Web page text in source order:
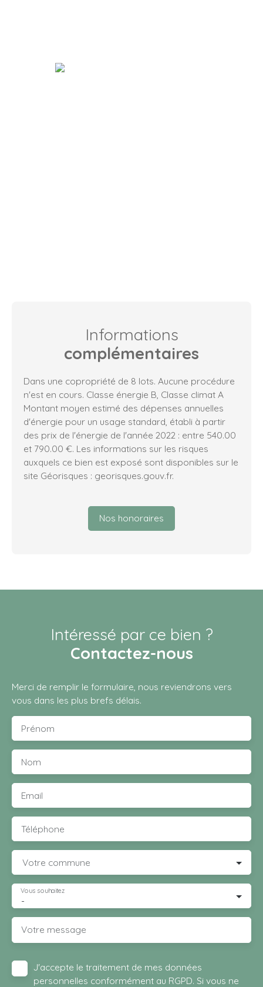
Informations
complémentaires
Dans une copropriété de 8 lots. Aucune procédure
n'est en cours. Classe énergie B, Classe climat A
Montant moyen estimé des dépenses annuelles
d'énergie pour un usage standard, établi à partir
des prix de l'énergie de l'année 2022 : entre 540.00
et 790.00 €. Les informations sur les risques
auxquels ce bien est exposé sont disponibles sur le
site Géorisques : georisques.gouv.fr.
Nos honoraires
Intéressé par ce bien ?
Contactez-nous
Merci de remplir le formulaire, nous reviendrons vers
vous dans les plus brefs délais.
Prénom
Nom
Email
Téléphone
Votre commune
-
Vous souhaitez
Votre message
J'accepte le traitement de mes données
personnelles conformément au RGPD. Si vous ne